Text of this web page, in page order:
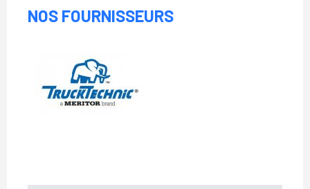
NOS FOURNISSEURS
Trucktechnic